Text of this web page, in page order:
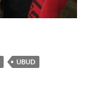
UBUD